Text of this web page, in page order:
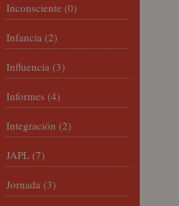
Inconsciente (0)
Infancia (2)
Influencia (3)
Informes (4)
Integración (2)
JAPL (7)
Jornada (3)